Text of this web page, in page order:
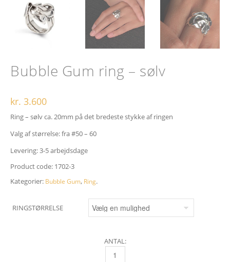
Bubble Gum ring – sølv
kr. 3.600
Ring – sølv ca. 20mm på det bredeste stykke af ringen
Valg af størrelse: fra #50 – 60
Levering: 3-5 arbejdsdage
Product code: 1702-3
Kategorier: Bubble Gum, Ring.
RINGSTØRRELSE
ANTAL:
BUBBLE GUM RING – SØLV QUANTITY